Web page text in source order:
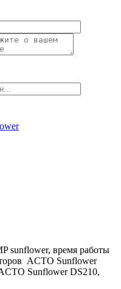
sunflower, время работы
ACTO Sunflower
Sunflower DS210,